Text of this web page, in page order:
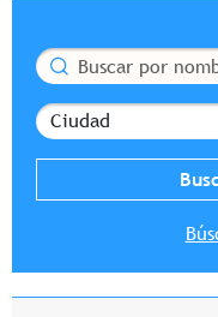
Buscar
Ciudad